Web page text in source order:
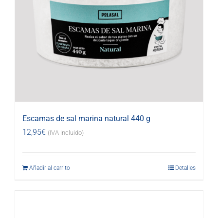
Escamas de sal marina natural 440 g
12,95€ (IVA incluido)
Añadir al carrito Detalles